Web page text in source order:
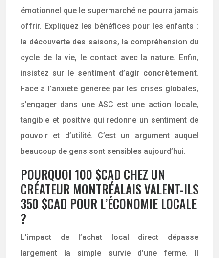
émotionnel que le supermarché ne pourra jamais
offrir. Expliquez les bénéfices pour les enfants :
la découverte des saisons, la compréhension du
cycle de la vie, le contact avec la nature. Enfin,
insistez sur le sentiment d’agir concrètement.
Face à l’anxiété générée par les crises globales,
s’engager dans une ASC est une action locale,
tangible et positive qui redonne un sentiment de
pouvoir et d’utilité. C’est un argument auquel
beaucoup de gens sont sensibles aujourd’hui.
POURQUOI 100 $CAD CHEZ UN
CRÉATEUR MONTRÉALAIS VALENT-ILS
350 $CAD POUR L’ÉCONOMIE LOCALE
?
L’impact de l’achat local direct dépasse
largement la simple survie d’une ferme. Il